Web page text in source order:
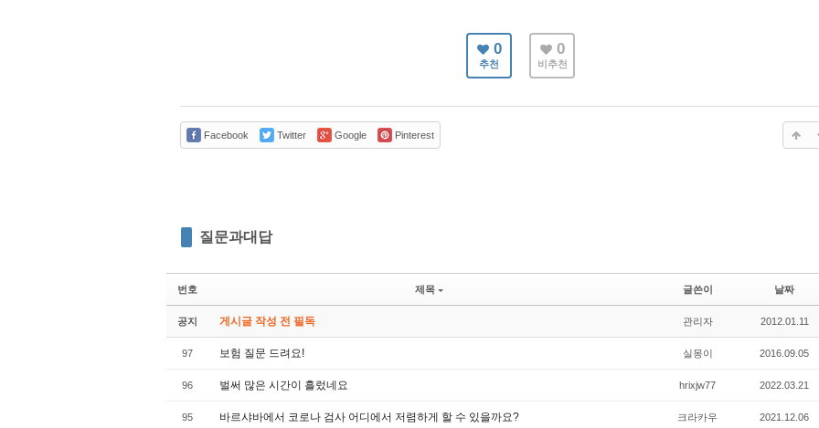
0
추천
0
비추천
Facebook Twitter Google Pinterest
질문과대답
번호 제목 글쓴이 날짜
공지 게시글 작성 전 필독 관리자 2012.01.11
97 보험 질문 드려요! 실몽이 2016.09.05
96 벌써 많은 시간이 흘렀네요 hrixjw77 2022.03.21
95 바르샤바에서 코로나 검사 어디에서 저렴하게 할 수 있을까요? 크라카우 2021.12.06